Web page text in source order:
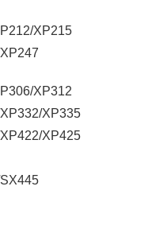
XP215
XP312
XP335
XP425